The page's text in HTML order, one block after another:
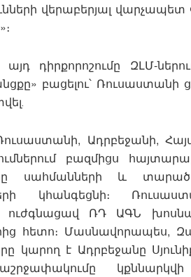
վերաբերյալ
դիրքորոշումը ԶԼՄ-
բացելու՝ Ռուսաստանի
Ադրբեջանի,
բազմիցս
սահմանների և
կհանգեցնի։
ուժգնացավ ՌԴ ԱԳՆ
հետո։ Մասնավորապես,
կարող է Ադրբեջանը
կքննարկվի